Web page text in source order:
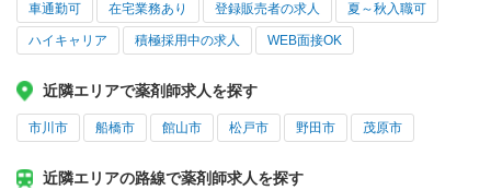
車通勤可 在宅業務あり 登録販売者の求人 夏～秋入職可
ハイキャリア 積極採用中の求人 WEB面接OK
近隣エリアで薬剤師求人を探す
市川市 船橋市 館山市 松戸市 野田市 茂原市
近隣エリアの路線で薬剤師求人を探す